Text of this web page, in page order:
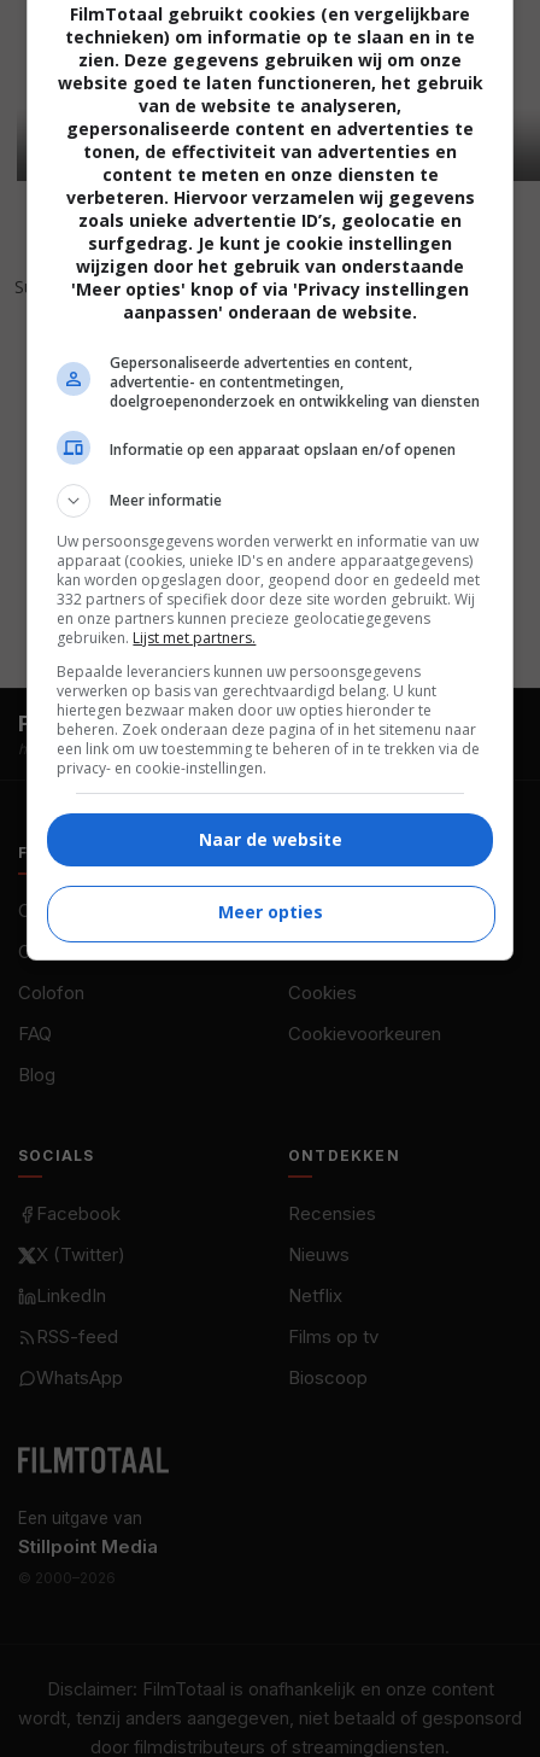
6,5
Sunday (1997)
FilmTotaal.Hét online filmoverzicht.
hosted by
Een uitgave van
Stillpoint Media
© 2000–2026
FILMTOTAAL
Contact
Over ons
Colofon
FAQ
Blog
Privacy
Cookies
Cookievoorkeuren
SOCIALS
Facebook
X (Twitter)
LinkedIn
RSS-feed
WhatsApp
ONTDEKKEN
Recensies
Nieuws
Netflix
Films op tv
Bioscoop
Disclaimer: FilmTotaal is onafhankelijk en onze content
wordt, tenzij anders aangegeven, niet betaald of gesponsord
door filmdistributeurs of streamingdiensten.
FilmTotaal gebruikt cookies (en vergelijkbare
technieken) om informatie op te slaan en in te
zien. Deze gegevens gebruiken wij om onze
website goed te laten functioneren, het gebruik
van de website te analyseren,
gepersonaliseerde content en advertenties te
tonen, de effectiviteit van advertenties en
content te meten en onze diensten te
verbeteren. Hiervoor verzamelen wij gegevens
zoals unieke advertentie ID’s, geolocatie en
surfgedrag. Je kunt je cookie instellingen
wijzigen door het gebruik van onderstaande
'Meer opties' knop of via 'Privacy instellingen
aanpassen' onderaan de website.
Gepersonaliseerde advertenties en content,
advertentie- en contentmetingen,
doelgroepenonderzoek en ontwikkeling van diensten
Informatie op een apparaat opslaan en/of openen
Meer informatie
Uw persoonsgegevens worden verwerkt en informatie van uw
apparaat (cookies, unieke ID's en andere apparaatgegevens)
kan worden opgeslagen door, geopend door en gedeeld met
332 partners of specifiek door deze site worden gebruikt. Wij
en onze partners kunnen precieze geolocatiegegevens
gebruiken. Lijst met partners.
Bepaalde leveranciers kunnen uw persoonsgegevens
verwerken op basis van gerechtvaardigd belang. U kunt
hiertegen bezwaar maken door uw opties hieronder te
beheren. Zoek onderaan deze pagina of in het sitemenu naar
een link om uw toestemming te beheren of in te trekken via de
privacy- en cookie-instellingen.
Naar de website
Meer opties